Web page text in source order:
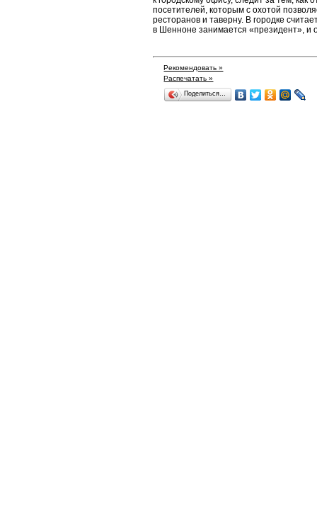
посетителей, которым с охотой
ресторанов и таверну. В городке
в Шенноне занимается «президент», и
Рекомендовать »
Распечатать »
Поделиться…